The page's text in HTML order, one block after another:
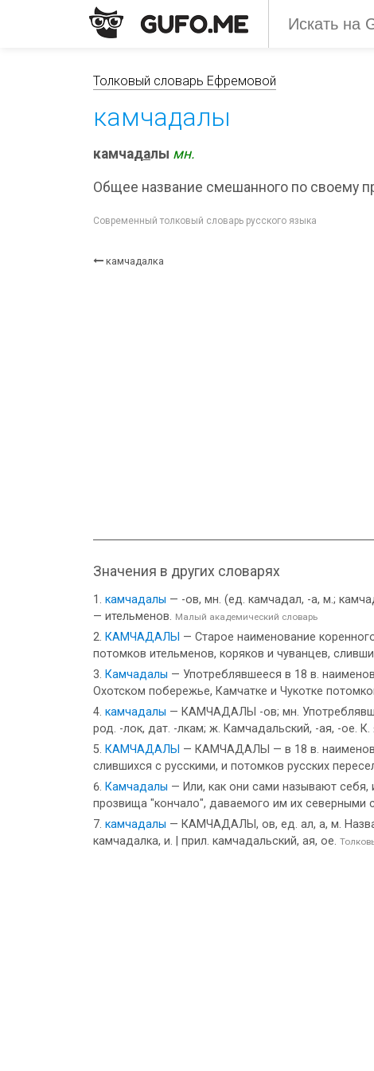
Толковый словарь Ефремовой
камчадалы
камчадалы мн.
Общее название смешанного по своему
Современный толковый словарь русского языка
камчадалка
Значения в других словарях
камчадалы — -ов, мн. (ед. камчадал, -а, м.;
— ительменов. Малый академический словарь
КАМЧАДАЛЫ — Старое наименование
потомков ительменов, коряков и чуванцев,
Камчадалы — Употреблявшееся в 18 в.
Охотском побережье, Камчатке и Чукотке
камчадалы — КАМЧАДАЛЫ -ов; мн.
род. -лок, дат. -лкам; ж. Камчадальский, -ая, -ое. К.
КАМЧАДАЛЫ — КАМЧАДАЛЫ — в 18 в.
слившихся с русскими, и потомков русских
Камчадалы — Или, как они сами называют себя,
прозвища "кончало", даваемого им их северными
камчадалы — КАМЧАДАЛЫ, ов, ед. ал, а, м.
камчадалка, и. | прил. камчадальский, ая, ое.